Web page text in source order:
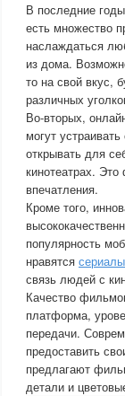
В последние
есть множество
наслаждаться
из дома.
то на свой вкус,
различных
Во-вторых,
могут
открывать для
кинотеатрах.
впечатления.
Кроме того,
популярность
нравятся
связь людей с
Качество
платформа,
передачи.
предоставить
предлагают
детали и